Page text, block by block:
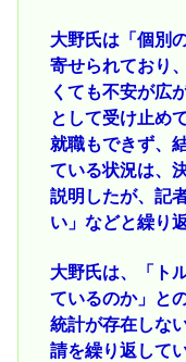
大野氏は「個別
寄せられており
くても不安が広
として受け止め
就職もできず、
ている状況は、
説明したが、記
い」などと繰り
大野氏は、「ト
ているのか」と
統計が存在しな
請を繰り返して